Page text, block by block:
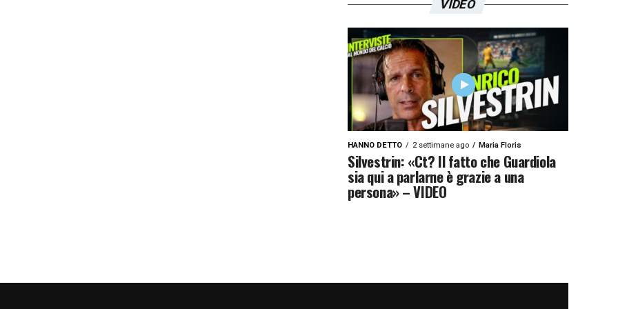
VIDEO
HANNO DETTO 2 settimane ago Maria Floris
Silvestrin: «Ct? Il fatto che Guardiola
sia qui a parlarne è grazie a una
persona» – VIDEO